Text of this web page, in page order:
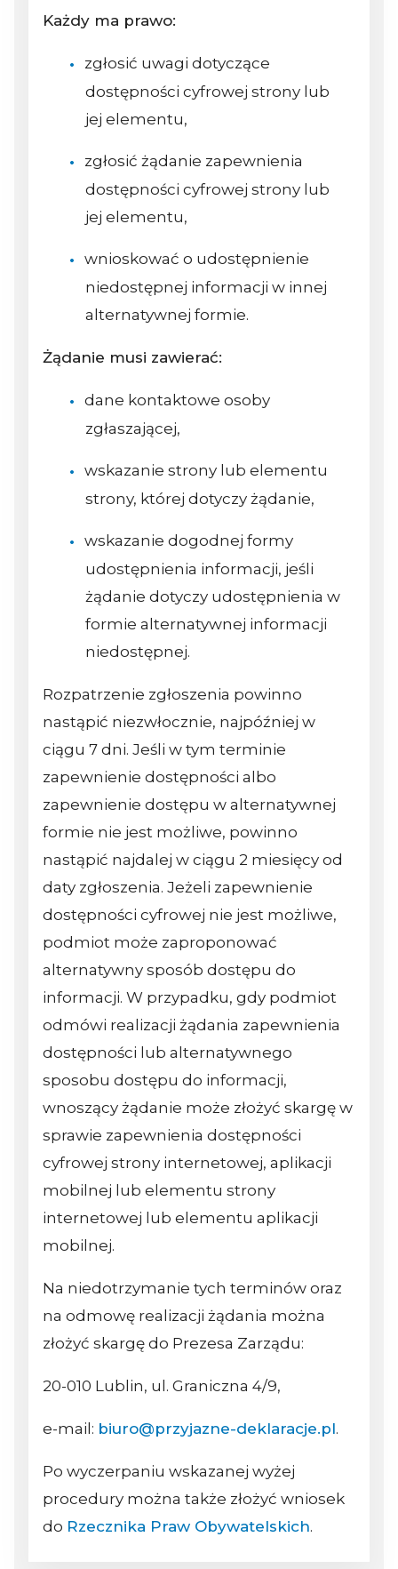
Każdy ma prawo:
zgłosić uwagi dotyczące
dostępności cyfrowej strony lub
jej elementu,
zgłosić żądanie zapewnienia
dostępności cyfrowej strony lub
jej elementu,
wnioskować o udostępnienie
niedostępnej informacji w innej
alternatywnej formie.
Żądanie musi zawierać:
dane kontaktowe osoby
zgłaszającej,
wskazanie strony lub elementu
strony, której dotyczy żądanie,
wskazanie dogodnej formy
udostępnienia informacji, jeśli
żądanie dotyczy udostępnienia w
formie alternatywnej informacji
niedostępnej.
Rozpatrzenie zgłoszenia powinno
nastąpić niezwłocznie, najpóźniej w
ciągu 7 dni. Jeśli w tym terminie
zapewnienie dostępności albo
zapewnienie dostępu w alternatywnej
formie nie jest możliwe, powinno
nastąpić najdalej w ciągu 2 miesięcy od
daty zgłoszenia. Jeżeli zapewnienie
dostępności cyfrowej nie jest możliwe,
podmiot może zaproponować
alternatywny sposób dostępu do
informacji. W przypadku, gdy podmiot
odmówi realizacji żądania zapewnienia
dostępności lub alternatywnego
sposobu dostępu do informacji,
wnoszący żądanie może złożyć skargę w
sprawie zapewnienia dostępności
cyfrowej strony internetowej, aplikacji
mobilnej lub elementu strony
internetowej lub elementu aplikacji
mobilnej.
Na niedotrzymanie tych terminów oraz
na odmowę realizacji żądania można
złożyć skargę do Prezesa Zarządu:
20-010 Lublin, ul. Graniczna 4/9,
e-mail: biuro@przyjazne-deklaracje.pl.
Po wyczerpaniu wskazanej wyżej
procedury można także złożyć wniosek
do Rzecznika Praw Obywatelskich.